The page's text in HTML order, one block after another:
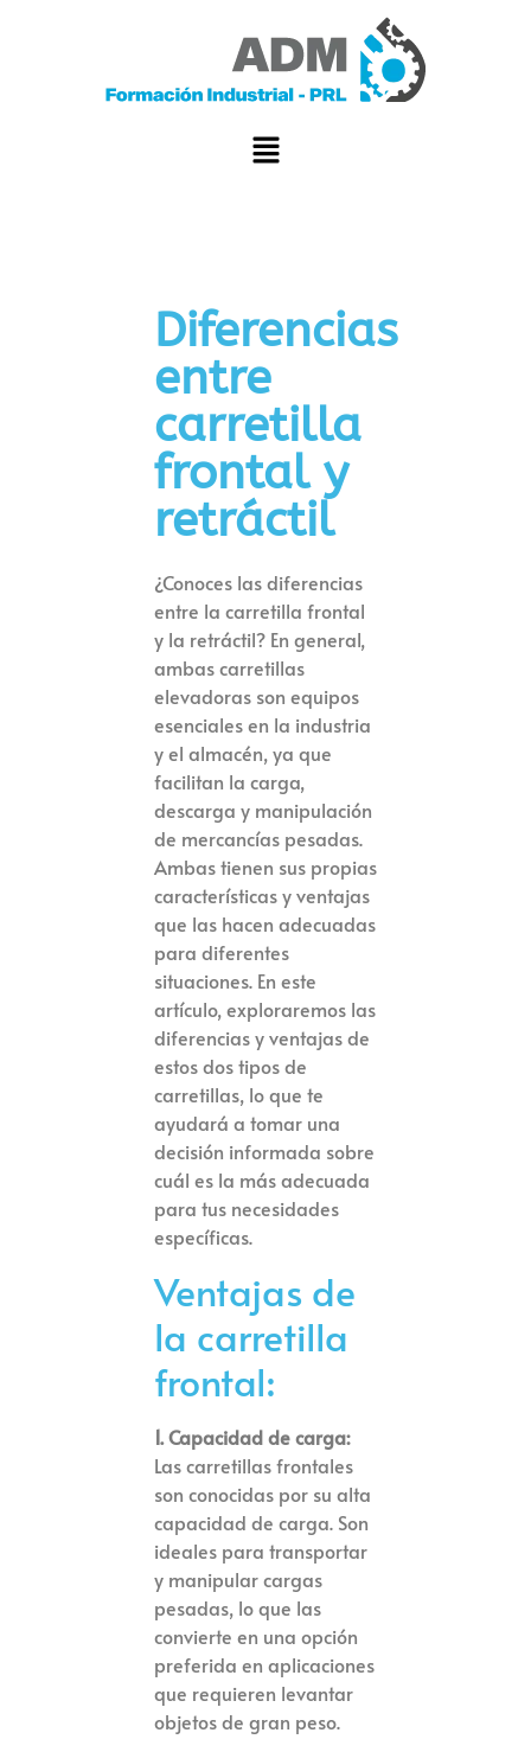
Diferencias
entre
carretilla
frontal y
retráctil
¿Conoces las diferencias
entre la carretilla frontal
y la retráctil? En general,
ambas carretillas
elevadoras son equipos
esenciales en la industria
y el almacén, ya que
facilitan la carga,
descarga y manipulación
de mercancías pesadas.
Ambas tienen sus propias
características y ventajas
que las hacen adecuadas
para diferentes
situaciones. En este
artículo, exploraremos las
diferencias y ventajas de
estos dos tipos de
carretillas, lo que te
ayudará a tomar una
decisión informada sobre
cuál es la más adecuada
para tus necesidades
específicas.
Ventajas de
la carretilla
frontal:
1. Capacidad de carga:
Las carretillas frontales
son conocidas por su alta
capacidad de carga. Son
ideales para transportar
y manipular cargas
pesadas, lo que las
convierte en una opción
preferida en aplicaciones
que requieren levantar
objetos de gran peso.